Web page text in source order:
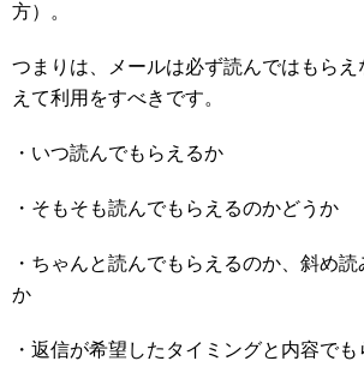
方）。
つまりは、メールは必ず読んではもらえ
えて利用をすべきです。
・いつ読んでもらえるか
・そもそも読んでもらえるのかどうか
・ちゃんと読んでもらえるのか、斜め
か
・返信が希望したタイミングと内容で